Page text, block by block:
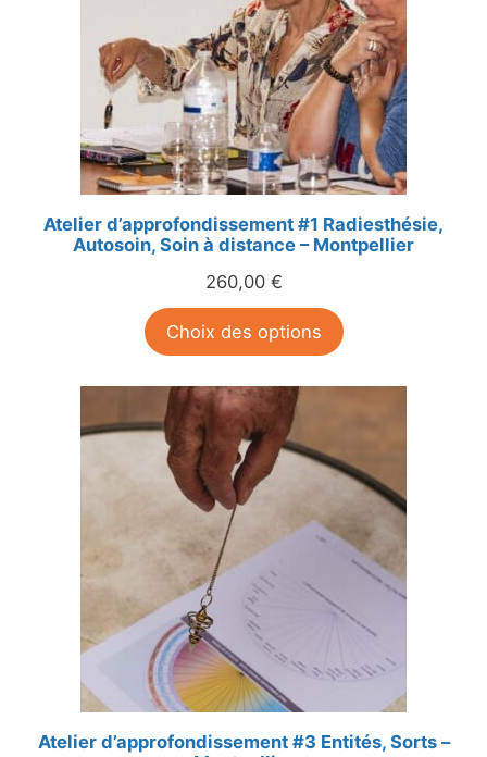
Atelier d’approfondissement #1 Radiesthésie,
Autosoin, Soin à distance – Montpellier
260,00 €
Choix des options
Atelier d’approfondissement #3 Entités, Sorts –